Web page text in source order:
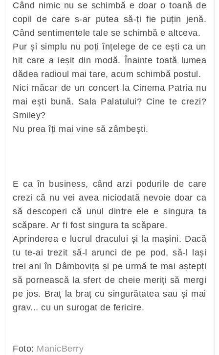
Când nimic nu se schimbă e doar o toană de
copil de care s-ar putea să-ți fie puțin jenă.
Când sentimentele tale se schimbă e altceva.
Pur și simplu nu poți înțelege de ce ești ca un
hit care a ieșit din modă. Înainte toată lumea
dădea radioul mai tare, acum schimbă postul.
Nici măcar de un concert la Cinema Patria nu
mai ești bună. Sala Palatului? Cine te crezi?
Smiley?
Nu prea îți mai vine să zâmbești.
E ca în business, când arzi podurile de care
crezi că nu vei avea niciodată nevoie doar ca
să descoperi că unul dintre ele e singura ta
scăpare. Ar fi fost singura ta scăpare.
Aprinderea e lucrul dracului și la mașini. Dacă
tu te-ai trezit să-l arunci de pe pod, să-l lași
trei ani în Dâmbovița și pe urmă te mai aștepți
să pornească la sfert de cheie meriți să mergi
pe jos. Braț la braț cu singurătatea sau și mai
grav... cu un surogat de fericire.
Foto: ManicBerry